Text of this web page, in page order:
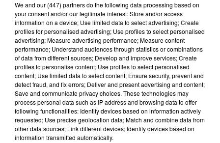
Lecture (1 min 14 sec)
100%
L'agenda du Tarn et Garonne du 23/06/2026 à
We and our (447) partnersdo the following data processing based on
your consent and/or our legitimate interest: Store and/or access
information on a device; Use limited data to select advertising; Create
profiles for personalised advertising; Use profiles to select personalised
advertising; Measure advertising performance; Measure content
performance; Understand audiences through statistics or combinations
of data from different sources; Develop and improve services; Create
profiles to personalise content; Use profiles to select personalised
content; Use limited data to select content; Ensure security, prevent and
detect fraud, and fix errors; Deliver and present advertising and content;
Save and communicate privacy choices. These technologies may
process personal data such as IP address and browsing data to offer
following functionalities: Identify devices based on information actively
requested; Use precise geolocation data; Match and combine data from
other data sources; Link different devices; Identify devices based on
information transmitted automatically.